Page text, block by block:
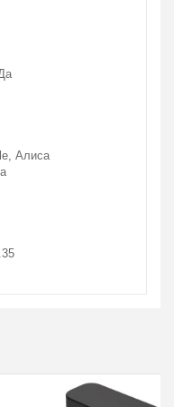
Алиса